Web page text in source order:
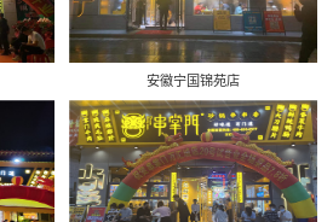
安徽宁国锦苑店